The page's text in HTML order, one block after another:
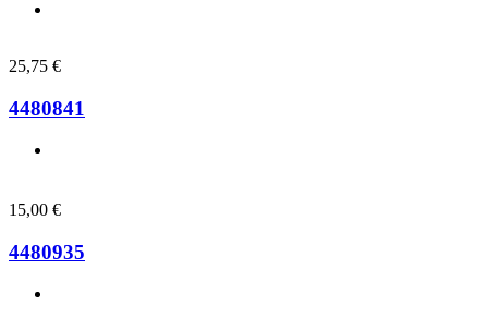
25,75 €
4480841
15,00 €
4480935